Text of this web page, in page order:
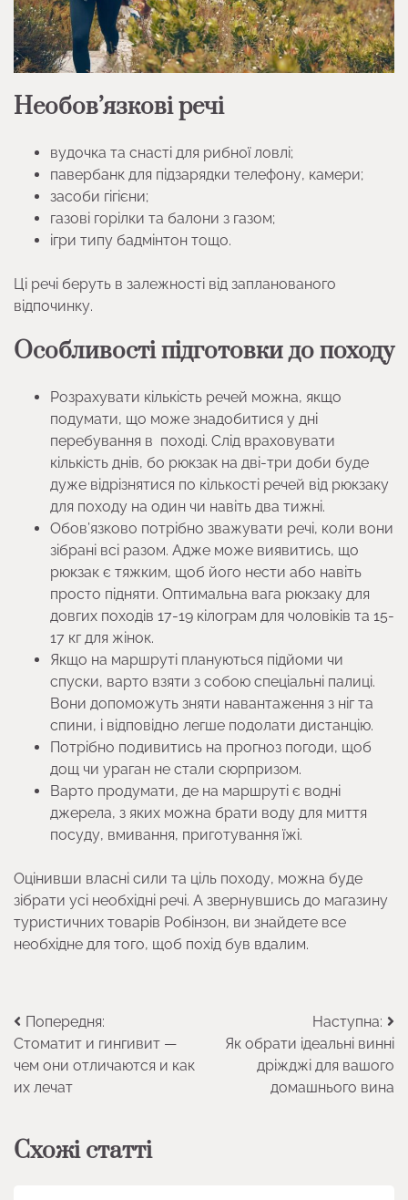
Необов’язкові речі
вудочка та снасті для рибної ловлі;
павербанк для підзарядки телефону, камери;
засоби гігієни;
газові горілки та балони з газом;
ігри типу бадмінтон тощо.
Ці речі беруть в залежності від запланованого
відпочинку.
Особливості підготовки до походу
Розрахувати кількість речей можна, якщо
подумати, що може знадобитися у дні
перебування в поході. Слід враховувати
кількість днів, бо рюкзак на дві-три доби буде
дуже відрізнятися по кількості речей від рюкзаку
для походу на один чи навіть два тижні.
Обов’язково потрібно зважувати речі, коли вони
зібрані всі разом. Адже може виявитись, що
рюкзак є тяжким, щоб його нести або навіть
просто підняти. Оптимальна вага рюкзаку для
довгих походів 17-19 кілограм для чоловіків та 15-
17 кг для жінок.
Якщо на маршруті плануються підйоми чи
спуски, варто взяти з собою спеціальні палиці.
Вони допоможуть зняти навантаження з ніг та
спини, і відповідно легше подолати дистанцію.
Потрібно подивитись на прогноз погоди, щоб
дощ чи ураган не стали сюрпризом.
Варто продумати, де на маршруті є водні
джерела, з яких можна брати воду для миття
посуду, вмивання, приготування їжі.
Оцінивши власні сили та ціль походу, можна буде
зібрати усі необхідні речі. А звернувшись до магазину
туристичних товарів Робінзон, ви знайдете все
необхідне для того, щоб похід був вдалим.
Навігація
записів
Попередня:
Стоматит и гингивит —
чем они отличаются и как
их лечат
Наступна:
Як обрати ідеальні винні
дріжджі для вашого
домашнього вина
Схожі статті